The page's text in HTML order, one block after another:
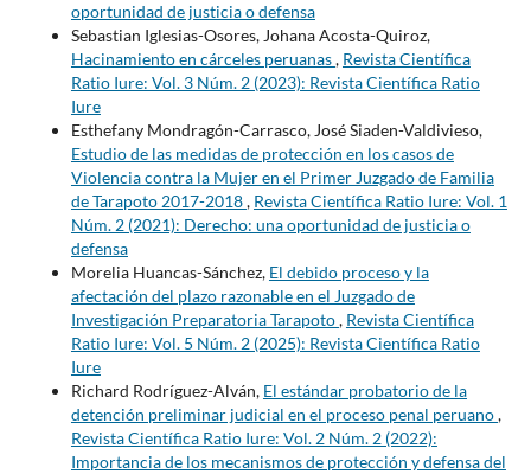
oportunidad de justicia o defensa
Sebastian Iglesias-Osores, Johana Acosta-Quiroz,
Hacinamiento en cárceles peruanas, Revista Científica
Ratio Iure: Vol. 3 Núm. 2 (2023): Revista Científica Ratio
Iure
Esthefany Mondragón-Carrasco, José Siaden-Valdivieso,
Estudio de las medidas de protección en los casos de
Violencia contra la Mujer en el Primer Juzgado de Familia
de Tarapoto 2017-2018, Revista Científica Ratio Iure: Vol. 1
Núm. 2 (2021): Derecho: una oportunidad de justicia o
defensa
Morelia Huancas-Sánchez, El debido proceso y la
afectación del plazo razonable en el Juzgado de
Investigación Preparatoria Tarapoto, Revista Científica
Ratio Iure: Vol. 5 Núm. 2 (2025): Revista Científica Ratio
Iure
Richard Rodríguez-Alván, El estándar probatorio de la
detención preliminar judicial en el proceso penal peruano,
Revista Científica Ratio Iure: Vol. 2 Núm. 2 (2022):
Importancia de los mecanismos de protección y defensa del